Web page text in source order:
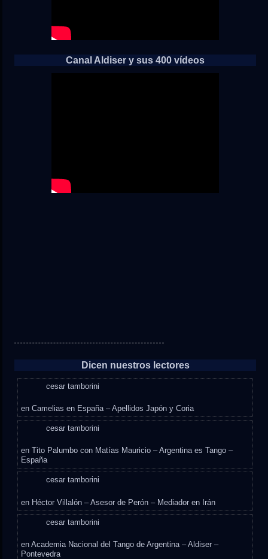
Canal Aldiser y sus 400 vídeos
Dicen nuestros lectores
cesar tamborini
enCamelias en España – Apellidos Japón y Coria
cesar tamborini
enTito Palumbo con Matías Mauricio – Argentina es Tango –
España
cesar tamborini
en Héctor Villalón – Asesor de Perón – Mediador en Irán
cesar tamborini
enAcademia Nacional del Tango de Argentina – Aldiser –
Pontevedra